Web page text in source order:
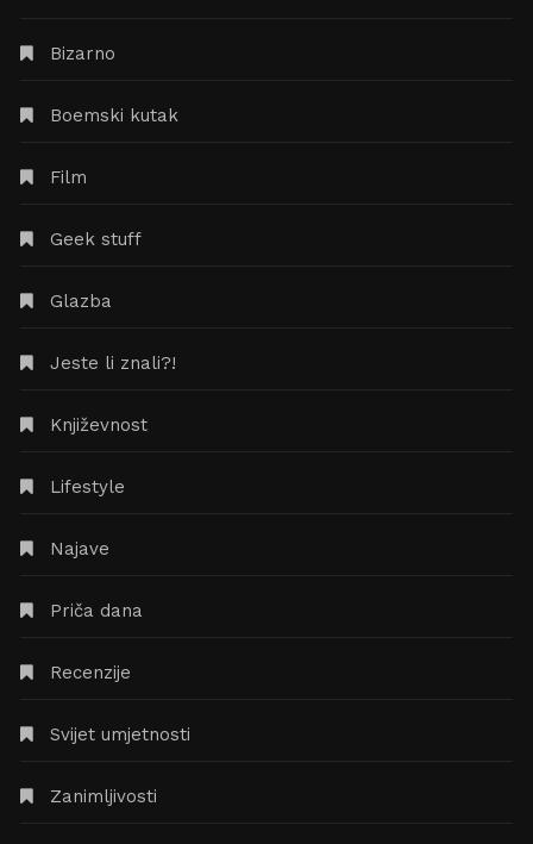
Bizarno
Boemski kutak
Film
Geek stuff
Glazba
Jeste li znali?!
Književnost
Lifestyle
Najave
Priča dana
Recenzije
Svijet umjetnosti
Zanimljivosti